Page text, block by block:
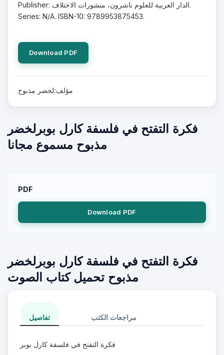
Publisher: الدار العربية للعلوم ناشرون، منشورات الاختلاف.
Series: N/A. ISBN-10: 9789953875453.
Download PDF
مؤلف:لخضر مذبوح
فكرة التفتح في فلسفة كارل بوبرلخضر
مذبوح مسموع مجانا
PDF
Download PDF
فكرة التفتح في فلسفة كارل بوبرلخضر
مذبوح تحميل كتاب الصوت
تفاصيل مراجعات الكتب
فكرة التفتح في فلسفة كارل بوبر